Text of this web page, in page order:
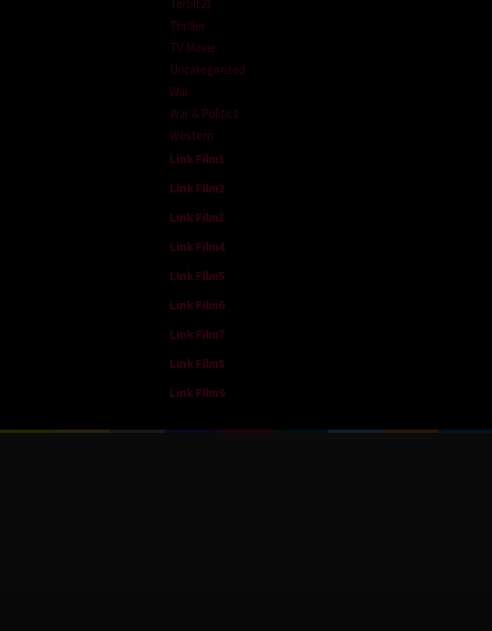
Terbit21
Thriller
TV Movie
Uncategorized
War
War & Politics
Western
Link Film1
Link Film2
Link Film3
Link Film4
Link Film5
Link Film6
Link Film7
Link Film8
Link Film9